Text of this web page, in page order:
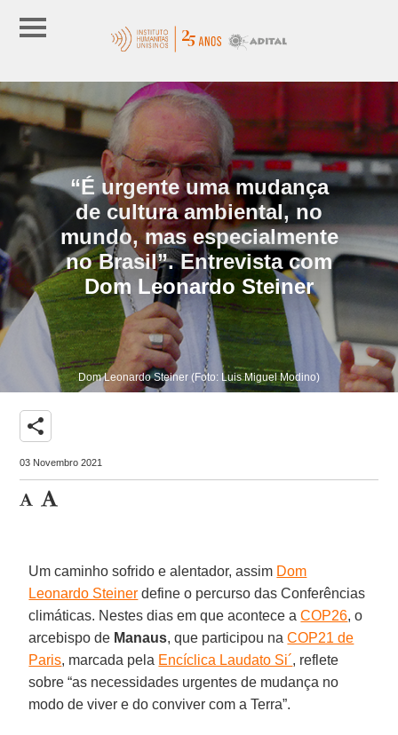
“É urgente uma mudança
de cultura ambiental, no
mundo, mas especialmente
no Brasil”. Entrevista com
Dom Leonardo Steiner
Dom Leonardo Steiner (Foto: Luis Miguel Modino)
share
03 Novembro 2021
Um caminho sofrido e alentador, assim Dom
Leonardo Steiner define o percurso das Conferências
climáticas. Nestes dias em que acontece aCOP26, o
arcebispo de Manaus, que participou naCOP21 de
Paris, marcada pela Encíclica Laudato Si´, reflete
sobre “as necessidades urgentes de mudança no
modo de viver e do conviver com a Terra”.